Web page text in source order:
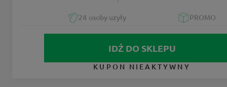
24 osoby użyły PROMO
IDŹ DO SKLEPU
KUPON NIEAKTYWNY